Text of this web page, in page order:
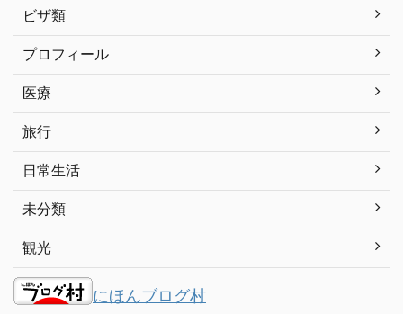
ビザ類
プロフィール
医療
旅行
日常生活
未分類
観光
にほんブログ村